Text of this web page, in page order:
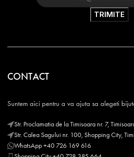
CONTACT
Suntem aici pentru a va ajuta sa alegeti
Str. Proclamatia de la Timisoara nr. 7,
Str. Calea Sagului nr. 100, Shopping City,
WhatsApp +40 726 169 616